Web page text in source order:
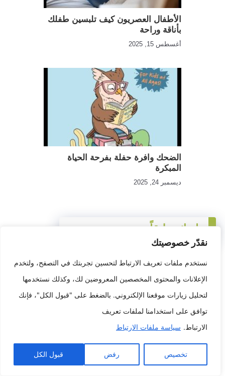
نقدّر خصوصيتك
نستخدم ملفات تعريف الارتباط لتحسين تجربتك في التصفح، ولتخدم
الإعلانات والمحتوى المخصصين المعروضين لك، وكذلك نستخدمها
لتحليل زيارات موقعنا الإلكتروني. بالضغط على "قبول الكل"، فإنك
توافق على استخدامنا لملفات تعريف
الارتباط. سياسة ملفات الارتباط
تخصيص رفض قبول الكل
الأطفال العصريون كيف تلبسين طفلك
بأناقة وراحة
أغسطس 15, 2025
الضحك وافرة حفلة بفرحة الحياة
المبكرة
ديسمبر 24, 2025
اترك تعليقاً
التعليق*